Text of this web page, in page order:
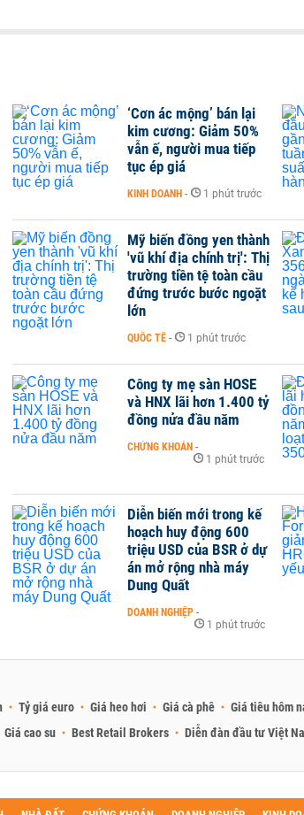
‘Cơn ác mộng’ bán lại
kim cương: Giảm 50%
vẫn ế, người mua tiếp
tục ép giá
KINH DOANH - 1 phút trước
Mỹ biến đồng yen thành
'vũ khí địa chính trị': Thị
trường tiền tệ toàn cầu
đứng trước bước ngoặt
lớn
QUỐC TẾ - 1 phút trước
Công ty mẹ sàn HOSE
và HNX lãi hơn 1.400 tỷ
đồng nửa đầu năm
CHỨNG KHOÁN -
1 phút trước
Diễn biến mới trong kế
hoạch huy động 600
triệu USD của BSR ở dự
án mở rộng nhà máy
Dung Quất
DOANH NGHIỆP -
1 phút trước
Tỷ giá euro Giá heo hơi Giá cà phê Giá tiêu hôm
Giá cao su Best Retail Brokers Diễn đàn đầu tư Việt